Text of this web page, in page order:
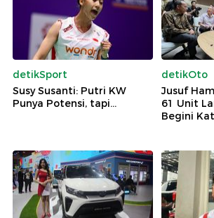
detikSport
Susy Susanti: Putri KW
Punya Potensi, tapi...
detikOto
Jusuf
61 Unit
Begini